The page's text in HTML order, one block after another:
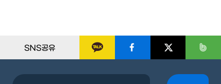
SNS공유